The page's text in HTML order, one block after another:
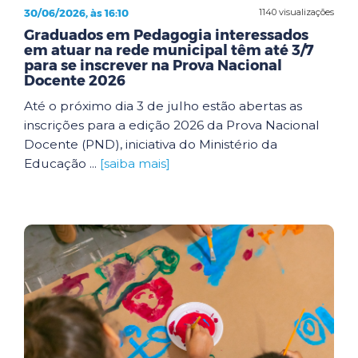
1140 visualizações
30/06/2026, às 16:10
Graduados em Pedagogia interessados
em atuar na rede municipal têm até 3/7
para se inscrever na Prova Nacional
Docente 2026
Até o próximo dia 3 de julho estão abertas as
inscrições para a edição 2026 da Prova Nacional
Docente (PND), iniciativa do Ministério da
Educação ... [saiba mais]